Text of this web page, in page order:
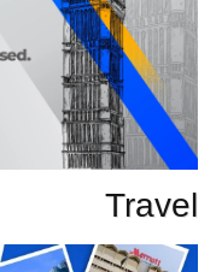
Travel